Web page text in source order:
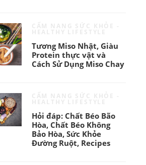
Tương Miso Nhật, Giàu
Protein thực vật và
Cách Sử Dụng Miso Chay
Hỏi đáp: Chất Béo Bão
Hòa, Chất Béo Không
Bảo Hòa, Sức Khỏe
Đường Ruột, Recipes